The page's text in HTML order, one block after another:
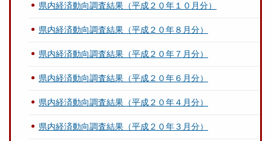
県内経済動向調査結果（平成２０年１０月分）
県内経済動向調査結果（平成２０年８月分）
県内経済動向調査結果（平成２０年７月分）
県内経済動向調査結果（平成２０年６月分）
県内経済動向調査結果（平成２０年４月分）
県内経済動向調査結果（平成２０年３月分）